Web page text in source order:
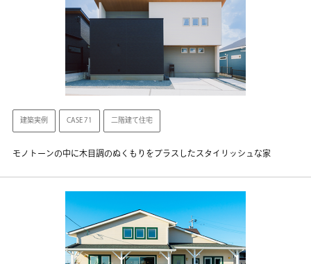
建築実例 CASE 71 二階建て住宅
モノトーンの中に木目調のぬくもりをプラスしたスタイリッシュな家